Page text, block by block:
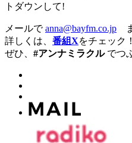
トダウンして!
メールでanna@bayfm.co.jp
詳しくは、 番組Xをチェック
ぜひ、 #アンナミラクルでつ